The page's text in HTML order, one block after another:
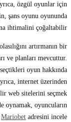
özgül oyunlar için
şans oyunu oyununda
ihtimalini çoğaltabilir.
artırmanın bir
ve planları mevcuttur.
oyun hakkında
internet üzerinden
web sitelerini seçmek
oynamak, oyuncuların
Mariobet adresini incele